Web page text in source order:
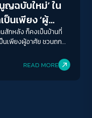
ฉบับใหม่’ ใน
นเพียง ‘ผู้
สักหลัง ก็คงเป็นบ้านที่
ป็นเพียงผู้อาศัย ชวนถก
READ MORE
A+ A++
มากที่สุด